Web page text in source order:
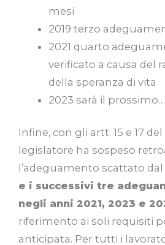
mesi
2019 terzo
2021 quarto
verificato a causa del
della speranza di vita
2023 sarà il
Infine, con gli artt. 15 e 17 del
legislatore ha sospeso
l’adeguamento scattato dal
e i successivi tre
negli anni 2021, 2023 e
riferimento ai soli requisiti
anticipata. Per tutti i